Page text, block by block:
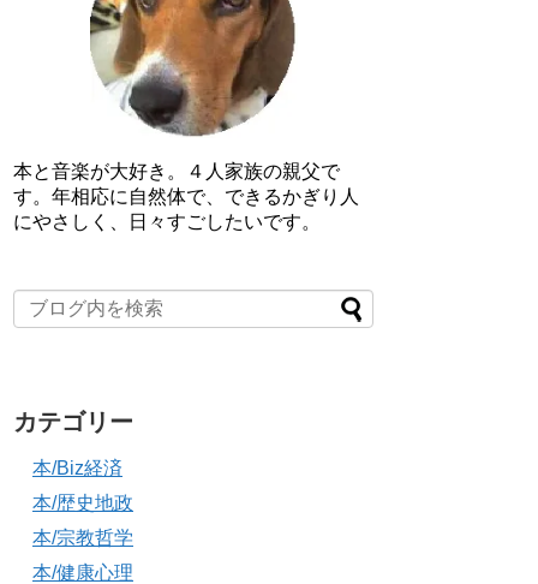
本と音楽が大好き。４人家族の親父で
す。年相応に自然体で、できるかぎり人
にやさしく、日々すごしたいです。
カテゴリー
本/Biz経済
本/歴史地政
本/宗教哲学
本/健康心理